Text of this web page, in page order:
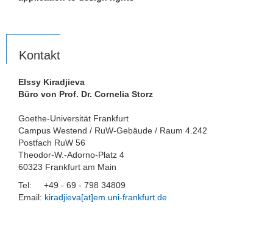
Kontakt
Elssy Kiradjieva
Büro von Prof. Dr. Cornelia Storz
Goethe-Universität Frankfurt
Campus Westend / RuW-Gebäude / Raum 4.242
Postfach RuW 56
Theodor-W.-Adorno-Platz 4
60323 Frankfurt am Main
Tel: +49 - 69 - 798 34809
Email: kiradjieva[at]em.uni-frankfurt.de